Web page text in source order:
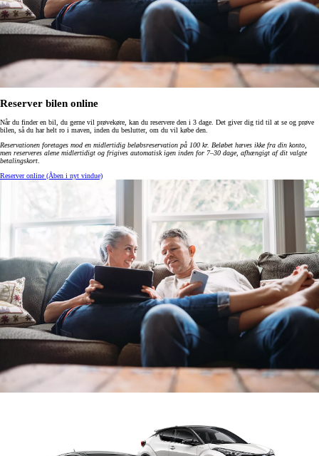
Reserver bilen online
Når du finder en bil, du gerne vil prøvekøre, kan du reservere den i 3 dage. Det giver dig tid til at se og prøve
bilen, så du har helt ro i maven, inden du beslutter, om du vil købe den.
Reservationen foretages mod en midlertidig beløbsreservation på 100 kr. Beløbet hæves ikke fra din konto,
men reserveres alene midlertidigt og frigives automatisk igen inden for 7–30 dage, afhængigt af dit valgte
betalingskort.
Reserver online (Åben i nyt vindue)